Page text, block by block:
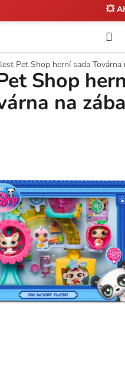
💥
Pet Shop herní sada Továrna
Shop
na